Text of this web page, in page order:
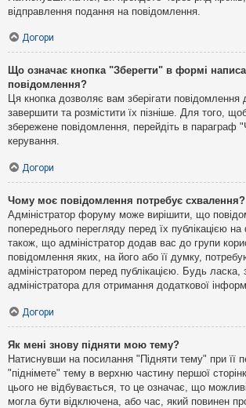
відправлення подання на повідомлення.
Догори
Що означає кнопка "Зберегти" в формі
повідомлення?
Ця кнопка дозволяє вам зберігати
завершити та розмістити їх пізніше. Для того,
збережене повідомлення, перейдіть в параграф
керування.
Догори
Чому моє повідомлення потребує схвалення?
Адміністратор форуму може вирішити, що
попереднього перегляду перед їх публікацією
також, що адміністратор додав вас до групи
повідомлення яких, на його або її думку,
адміністратором перед публікацією. Будь ласка,
адміністратора для отримання додаткової
Догори
Як мені знову підняти мою тему?
Натиснувши на посилання "Підняти тему" при її
"піднімете" тему в верхню частину першої
цього не відбувається, то це означає, що
могла бути відключена, або час, який повинен